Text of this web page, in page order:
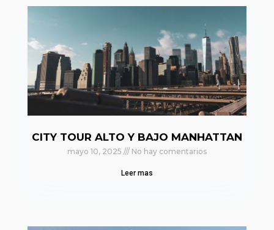
CITY TOUR ALTO Y BAJO MANHATTAN
mayo 10, 2025 No hay comentarios
Leer mas